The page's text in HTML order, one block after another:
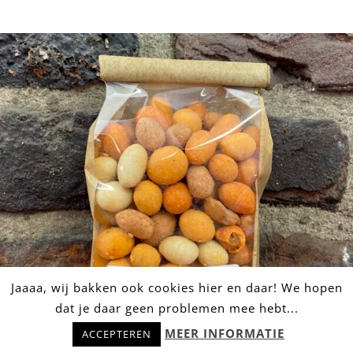
NOOTGEVAL ➸ Borrelnoten
Jaaaa, wij bakken ook cookies hier en daar! We hopen
dat je daar geen problemen mee hebt...
ACCEPTEREN MEER INFORMATIE
Hulp nodig? Stel snel je vraag!